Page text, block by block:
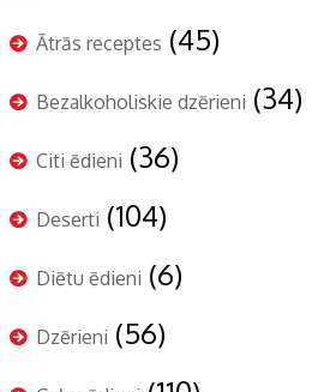
Ātrās receptes (45)
Bezalkoholiskie dzērieni (34)
Citi ēdieni (36)
Deserti (104)
Diētu ēdieni (6)
Dzērieni (56)